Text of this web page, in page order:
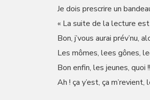
Je dois prescrire un
« La suite de la lecture
Bon, j’vous aurai prév’nu,
Les mômes, lees gônes,
Bon enfin, les jeunes, quoi !!
Ah ! ça y’est, ça m’revient,